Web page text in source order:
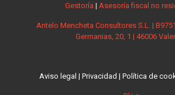
Gestoría | Asesoría fiscal no
Antelo Mencheta Consultores S.L. |
Germanias, 20, 1 | 46006
Aviso legal | Privacidad | Política de